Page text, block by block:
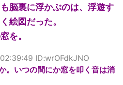
脳裏に浮かぶのは、浮遊す
絵図だった。
を。
ID:wrOFdkJNO
。いつの間にか窓を叩く音は消